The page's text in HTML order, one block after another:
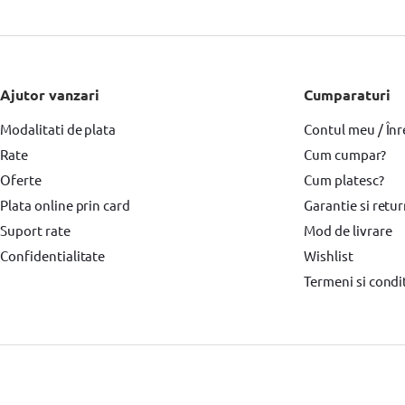
Masini de frezat BOSCH Rindea electrica
Suflanta aer cald BOSCH Placi compactoare & Ciocan demolator
Accesorii scule electrice BOSCH Accesorii scule electrice DeWALT
Echipamente de protectie Echipamente de protectie Makita
Surubelnita electrica BOSCH Surubelnita electrica Heinner
Ajutor vanzari
Modalitati de plata
Rate
Oferte
Plata online prin card
Suport rate
Confidentialitate
Cumparaturi
Contul meu /
Cum cumpar?
Cum platesc?
Garantie si
Mod de livrare
Wishlist
Termeni si